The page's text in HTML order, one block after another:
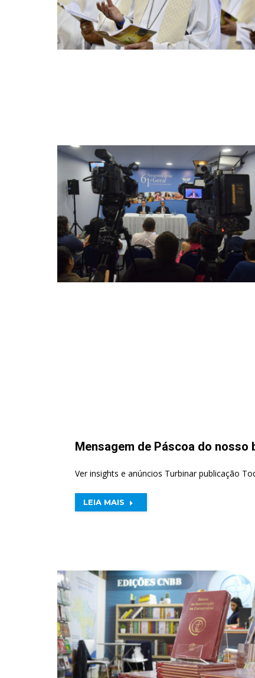
Mensagem de Páscoa do nosso
Ver insights e anúncios Turbinar publicação
LEIA MAIS